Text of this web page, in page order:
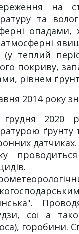
на
та
опадами,
атмосферні
теплий
покриву,
рівнем
2014 року
2020
ґрунту
датчиках.
сої а
горобини.